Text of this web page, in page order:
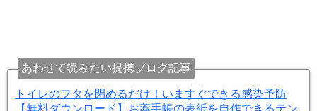
あわせて読みたい提携ブログ記事
トイレのフタを閉めるだけ！いますぐできる感染予防